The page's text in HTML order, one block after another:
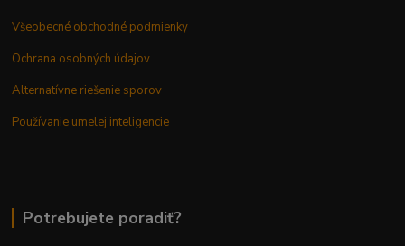
Všeobecné obchodné podmienky
Ochrana osobných údajov
Alternatívne riešenie sporov
Používanie umelej inteligencie
Potrebujete poradiť?